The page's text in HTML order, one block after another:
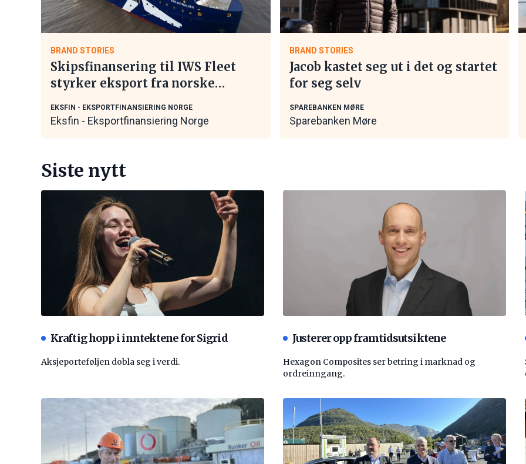
BRAND STORIES
Skipsfinansering til IWS Fleet
styrker eksport fra norske
EKSFIN - EKSPORTFINANSIERING NORGE
Eksfin - Eksportfinansiering Norge
BRAND STORIES
Jacob kastet seg ut i det og startet
for seg selv
SPAREBANKEN MØRE
Sparebanken Møre
Siste nytt
Kraftig hopp i inntektene for Sigrid
Aksjeporteføljen dobla seg i verdi.
Justerer opp framtidsutsiktene
Hexagon Composites ser betring i marknad og
ordreinngang.